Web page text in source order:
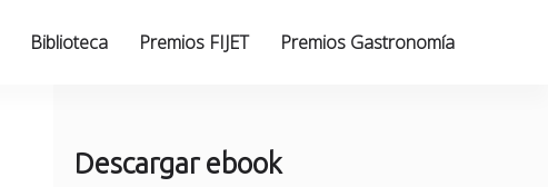
Biblioteca Premios FIJET Premios Gastronomía
Descargar ebook